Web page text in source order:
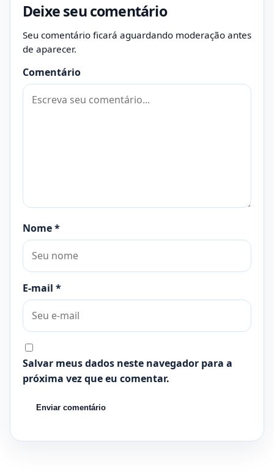
Deixe seu comentário
Seu comentário ficará aguardando moderação antes
de aparecer.
Comentário
Nome*
E-mail *
Salvar meus dados neste navegador para a
próxima vez que eu comentar.